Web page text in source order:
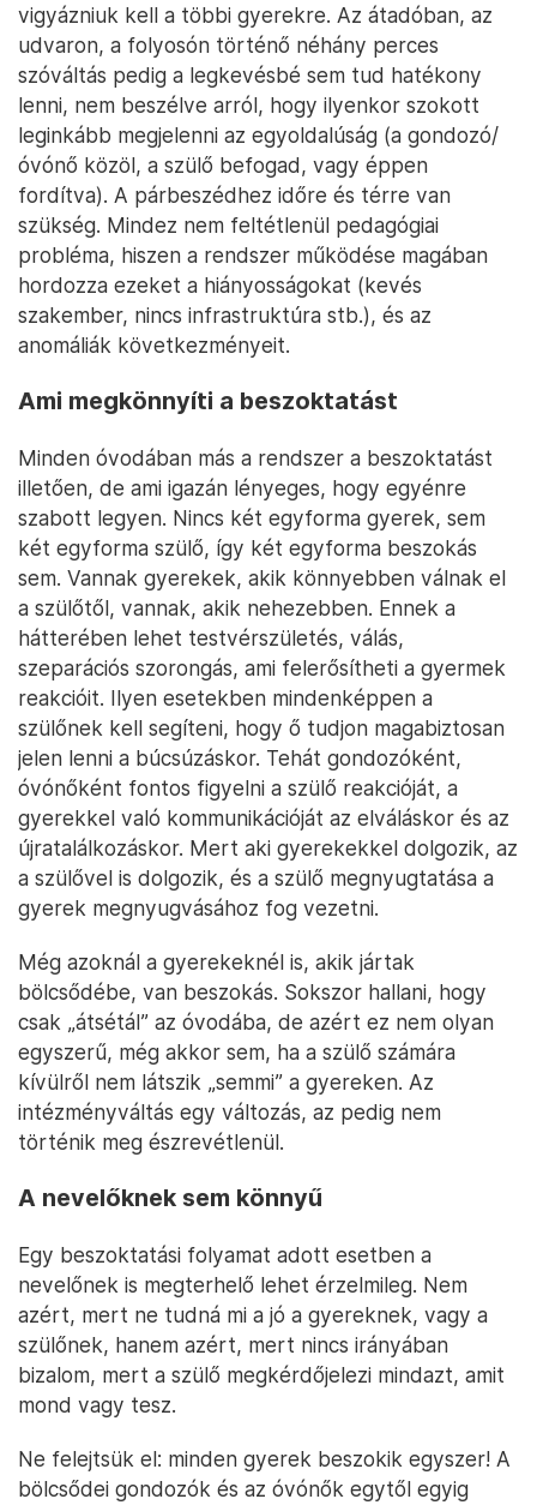
vigyázniuk kell a többi gyerekre. Az átadóban, az
udvaron, a folyosón történő néhány perces
szóváltás pedig a legkevésbé sem tud hatékony
lenni, nem beszélve arról, hogy ilyenkor szokott
leginkább megjelenni az egyoldalúság (a gondozó/
óvónő közöl, a szülő befogad, vagy éppen
fordítva). A párbeszédhez időre és térre van
szükség. Mindez nem feltétlenül pedagógiai
probléma, hiszen a rendszer működése magában
hordozza ezeket a hiányosságokat (kevés
szakember, nincs infrastruktúra stb.), és az
anomáliák következményeit.
Ami megkönnyíti a beszoktatást
Minden óvodában más a rendszer a beszoktatást
illetően, de ami igazán lényeges, hogy egyénre
szabott legyen. Nincs két egyforma gyerek, sem
két egyforma szülő, így két egyforma beszokás
sem. Vannak gyerekek, akik könnyebben válnak el
a szülőtől, vannak, akik nehezebben. Ennek a
hátterében lehet testvérszületés, válás,
szeparációs szorongás, ami felerősítheti a gyermek
reakcióit. Ilyen esetekben mindenképpen a
szülőnek kell segíteni, hogy ő tudjon magabiztosan
jelen lenni a búcsúzáskor. Tehát gondozóként,
óvónőként fontos figyelni a szülő reakcióját, a
gyerekkel való kommunikációját az elváláskor és az
újratalálkozáskor. Mert aki gyerekekkel dolgozik, az
a szülővel is dolgozik, és a szülő megnyugtatása a
gyerek megnyugvásához fog vezetni.
Még azoknál a gyerekeknél is, akik jártak
bölcsődébe, van beszokás. Sokszor hallani, hogy
csak „átsétál” az óvodába, de azért ez nem olyan
egyszerű, még akkor sem, ha a szülő számára
kívülről nem látszik „semmi” a gyereken. Az
intézményváltás egy változás, az pedig nem
történik meg észrevétlenül.
A nevelőknek sem könnyű
Egy beszoktatási folyamat adott esetben a
nevelőnek is megterhelő lehet érzelmileg. Nem
azért, mert ne tudná mi a jó a gyereknek, vagy a
szülőnek, hanem azért, mert nincs irányában
bizalom, mert a szülő megkérdőjelezi mindazt, amit
mond vagy tesz.
Ne felejtsük el: minden gyerek beszokik egyszer! A
bölcsődei gondozók és az óvónők egytől egyig